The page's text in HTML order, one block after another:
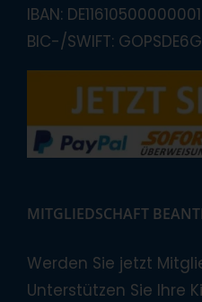
IBAN:
BIC-/SWIFT:
MITGLIEDSCHAFT
Werden Sie jetzt
Unterstützen Sie Ihre